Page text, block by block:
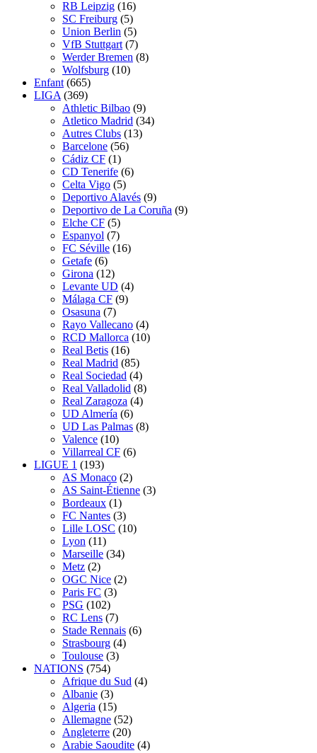
RB Leipzig (16)
SC Freiburg (5)
Union Berlin (5)
VfB Stuttgart (7)
Werder Bremen (8)
Wolfsburg (10)
Enfant (665)
LIGA (369)
Athletic Bilbao (9)
Atletico Madrid (34)
Autres Clubs (13)
Barcelone (56)
Cádiz CF (1)
CD Tenerife (6)
Celta Vigo (5)
Deportivo Alavés (9)
Deportivo de La Coruña (9)
Elche CF (5)
Espanyol (7)
FC Séville (16)
Getafe (6)
Girona (12)
Levante UD (4)
Málaga CF (9)
Osasuna (7)
Rayo Vallecano (4)
RCD Mallorca (10)
Real Betis (16)
Real Madrid (85)
Real Sociedad (4)
Real Valladolid (8)
Real Zaragoza (4)
UD Almería (6)
UD Las Palmas (8)
Valence (10)
Villarreal CF (6)
LIGUE 1 (193)
AS Monaco (2)
AS Saint-Étienne (3)
Bordeaux (1)
FC Nantes (3)
Lille LOSC (10)
Lyon (11)
Marseille (34)
Metz (2)
OGC Nice (2)
Paris FC (3)
PSG (102)
RC Lens (7)
Stade Rennais (6)
Strasbourg (4)
Toulouse (3)
NATIONS (754)
Afrique du Sud (4)
Albanie (3)
Algeria (15)
Allemagne (52)
Angleterre (20)
Arabie Saoudite (4)